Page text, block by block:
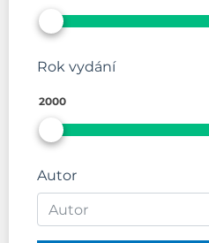
Rok vydání
2000
Autor